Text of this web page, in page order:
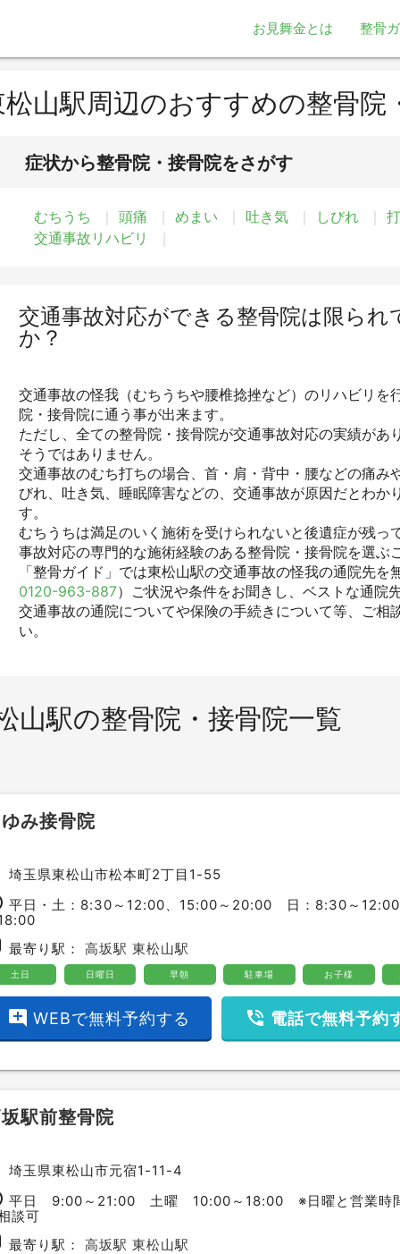
お見舞金とは 整骨
松山駅周辺のおすすめの整骨院
症状から整骨院・接骨院をさがす
むちうち 頭痛 めまい 吐き気 しびれ
交通事故リハビリ
交通事故対応ができる整骨院は限ら
か？
交通事故の怪我（むちうちや腰椎捻挫など）のリハビリを
院・接骨院に通う事が出来ます。
ただし、全ての整骨院・接骨院が交通事故対応の実績があ
そうではありません。
交通事故のむち打ちの場合、首・肩・背中・腰などの痛み
びれ、吐き気、睡眠障害などの、交通事故が原因だとわか
す。
むちうちは満足のいく施術を受けられないと後遺症が残っ
事故対応の専門的な施術経験のある整骨院・接骨院を選ぶ
「整骨ガイド」では東松山駅の交通事故の怪我の通院先
0120-963-887）ご状況や条件をお聞きし、ベストな通院
交通事故の通院についてや保険の手続きについて等、ご相
い。
山駅の整骨院・接骨院一覧
み接骨院
埼玉県東松山市松本町2丁目1-55
平日・土：8:30～12:00、15:00～20:00 日：8:30～
最寄り駅：高坂駅 東松山駅
土日 日曜日 早朝 駐車場 お子様
add_comment WEBで無料予約する phone_in_talk 電話で無料予約
駅前整骨院
埼玉県東松山市元宿1-11-4
平日 9:00～21:00 土曜 10:00～18:00 ※日曜と営業時
談可
最寄り駅：高坂駅 東松山駅